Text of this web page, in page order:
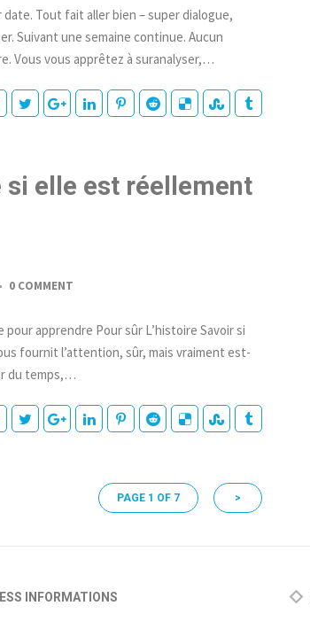
Tout fait aller bien – super dialogue,
Suivant une semaine continue. Aucun
Vous vous apprêtez à suranalyser,…
si elle est réellement
0 COMMENT
apprendre Pour sûr L’histoire Savoir si
fournit l’attention, sûr, mais vraiment est-
du temps,…
PAGE 1 OF 7 >
INFORMATIONS